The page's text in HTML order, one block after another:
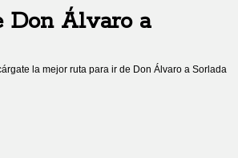
Don Álvaroa
la mejor ruta para ir de Don Álvaro aSorlada